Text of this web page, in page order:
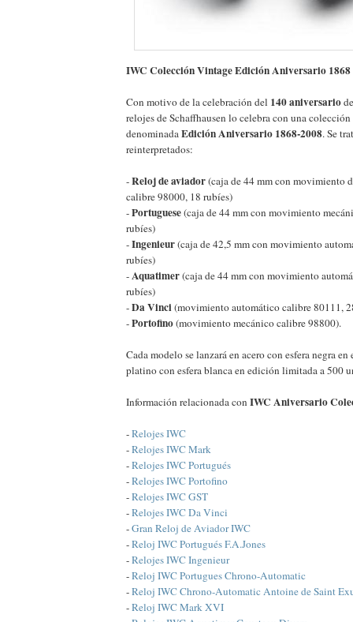
IWC Colección Vintage Edición Aniversario 1868
Con motivo de la celebración del 140 aniversario
relojes de Schaffhausen lo celebra con una
denominadaEdición Aniversario 1868-2008. Se
reinterpretados:
-Reloj de aviador(caja de 44 mm con movimiento
calibre 98000, 18 rubíes)
-Portuguese(caja de 44 mm con movimiento
rubíes)
-Ingenieur(caja de 42,5 mm con movimiento
rubíes)
-Aquatimer(caja de 44 mm con movimiento
rubíes)
-Da Vinci(movimiento automático calibre 80111,
-Portofino(movimiento mecánico calibre 98800).
Cada modelo se lanzará en acero con esfera negra
platino con esfera blanca en edición limitada a 500
Información relacionada con IWC Aniversario
-Relojes IWC
-Relojes IWC Mark
-Relojes IWC Portugués
-Relojes IWC Portofino
-Relojes IWC GST
-Relojes IWC Da Vinci
-Gran Reloj de Aviador IWC
-Reloj IWC Portugués F.A.Jones
-Relojes IWC Ingenieur
-Reloj IWC Portugues Chrono-Automatic
-Reloj IWC Chrono-Automatic Antoine de Saint
-Reloj IWC Mark XVI